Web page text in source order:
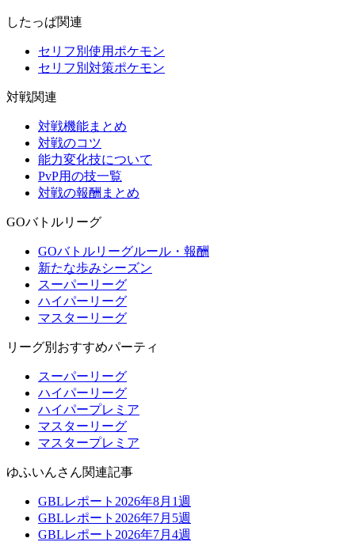
したっぱ関連
セリフ別使用ポケモン
セリフ別対策ポケモン
対戦関連
対戦機能まとめ
対戦のコツ
能力変化技について
PvP用の技一覧
対戦の報酬まとめ
GOバトルリーグ
GOバトルリーグルール・報酬
新たな歩みシーズン
スーパーリーグ
ハイパーリーグ
マスターリーグ
リーグ別おすすめパーティ
スーパーリーグ
ハイパーリーグ
ハイパープレミア
マスターリーグ
マスタープレミア
ゆふいんさん関連記事
GBLレポート2026年8月1週
GBLレポート2026年7月5週
GBLレポート2026年7月4週